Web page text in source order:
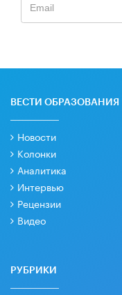
ВЕСТИ ОБРАЗОВАНИЯ
Новости
Колонки
Аналитика
Интервью
Рецензии
Видео
РУБРИКИ